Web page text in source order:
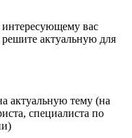
вас
актуальную для
актуальную тему (на
специалиста по